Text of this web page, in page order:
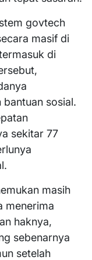
govtech
masif di
di
sosial.
sekitar 77
masih
menerima
haknya,
sebenarnya
setelah